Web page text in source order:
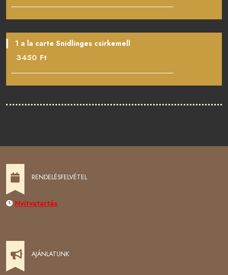
1 a la carte Snidlinges csirkemell
3450 Ft
RENDELÉSFELVÉTEL
Nyitvatartás
AJÁNLATUNK